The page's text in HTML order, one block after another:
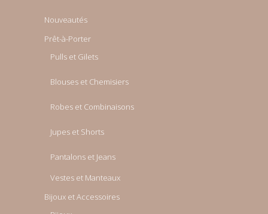
Nouveautés
Prêt-à-Porter
Pulls et Gilets
Blouses et Chemisiers
Robes et Combinaisons
Jupes et Shorts
Pantalons et Jeans
Vestes et Manteaux
Bijoux et Accessoires